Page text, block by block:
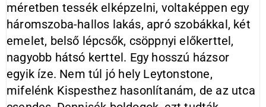
méretben tessék elképzelni, voltaképpen egy
háromszoba-hallos lakás, apró szobákkal, két
emelet, belső lépcsők, csöppnyi előkerttel,
nagyobb hátsó kerttel. Egy hosszú házsor
egyik íze. Nem túl jó hely Leytonstone,
mifelénk Kispesthez hasonlítanám, de az utca